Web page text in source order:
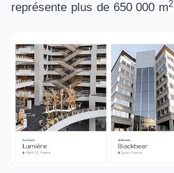
représente plus de 650 000 m2